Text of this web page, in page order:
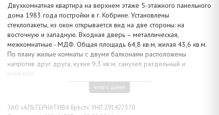
Двухкомнатная квартира на верхнем этаже 5-этажного панельного
дома 1983 года постройки в г. Кобрине. Установлены
стеклопакеты, из окон открывается вид на две стороны: на
восточную и западную. Входная дверь – металлическая,
межкомнатные - МДФ. Общая площадь 64,8 кв.м, жилая 43,6 кв.м.
По плану жилые комнаты с двумя балконами расположены
напротив друг друга, кухня 9,3 кв.м, санузел раздельный и
коридор.
Квартира с хорошим ремонтом удобно расположена на две
натяжным полотном и встроенными светильниками – эффектная
читать далее
ЗАО «АЛЬТЕРНАТИВА Брест». УНП 291427570